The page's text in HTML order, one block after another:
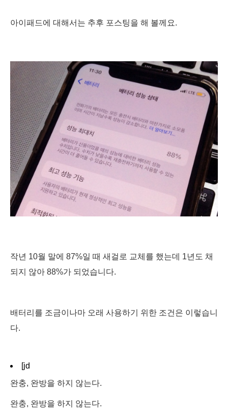
아이패드에 대해서는 추후 포스팅을 해 볼께요.
작년 10월 말에 87%일 때 새걸로 교체를 했는데 1년도 채
되지 않아 88%가 되었습니다.
배터리를 조금이나마 오래 사용하기 위한 조건은 이렇습니
다.
[jd
완충, 완방을 하지 않는다.
완충, 완방을 하지 않는다.